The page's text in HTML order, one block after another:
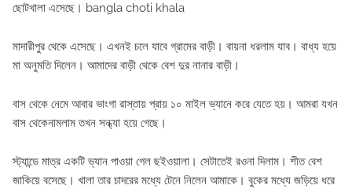
ছোটখালা এসেছে। bangla choti khala
মাদারীপুর থেকে এসেছে। এখনই চলে যাবে গ্রামের বাড়ী। বায়না ধরলাম যাব। বাধ্য হয়ে
মা অনুমতি দিলেন। আমাদের বাড়ী থেকে বেশ দুর নানার বাড়ী।
বাস থেকে নেমে আবার ভাংগা রাস্তায় প্রায় ১০ মাইল ভ্যানে করে যেতে হয়। আমরা যখন
বাস থেকেনামলাম তখন সন্ধ্যা হয়ে গেছে।
স্ট্যান্ডে মাত্র একটি ভ্যান পাওয়া গেল ছইওয়ালা। সেটাতেই রওনা দিলাম। শীত বেশ
জাকিয়ে বসেছে। খালা তার চাদরের মধ্যে টেনে নিলেন আমাকে। বুকের মধ্যে জড়িয়ে ধরে